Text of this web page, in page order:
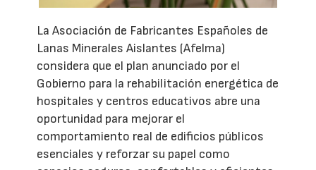
La Asociación de Fabricantes Españoles de
Lanas Minerales Aislantes (Afelma)
considera que el plan anunciado por el
Gobierno para la rehabilitación energética de
hospitales y centros educativos abre una
oportunidad para mejorar el
comportamiento real de edificios públicos
esenciales y reforzar su papel como